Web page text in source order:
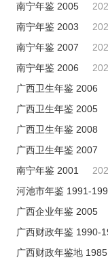
南宁年鉴 2005
南宁年鉴 2003
南宁年鉴 2007
南宁年鉴 2006
广西卫生年鉴 2006
广西卫生年鉴 2005
广西卫生年鉴 2008
广西卫生年鉴 2007
南宁年鉴 2001
河池市年鉴 1991-
广西企业年鉴 2005
广西财政年鉴 1990-
广西财政年鉴地 1985